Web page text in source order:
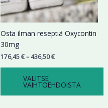
Osta ilman reseptiä Oxycontin
30mg
176,45€– 436,50€
VALITSE
VAIHTOEHDOISTA
valinnat
tuotteen
sivulla.